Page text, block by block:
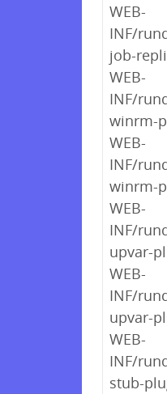
WEB-
INF/
job-
WEB-
INF/
winrm-
WEB-
INF/
winrm-
WEB-
INF/
upvar-
WEB-
INF/
upvar-
WEB-
INF/
stub-